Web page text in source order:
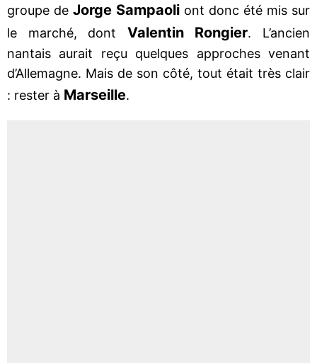
groupe de Jorge Sampaoli ont donc été mis sur
le marché, dont Valentin Rongier. L’ancien
nantais aurait reçu quelques approches venant
d’Allemagne. Mais de son côté, tout était très clair
: rester à Marseille.